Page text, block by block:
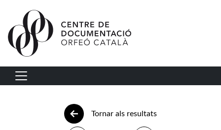
Vés al contingut
Navegació principal
Tornar als resultats